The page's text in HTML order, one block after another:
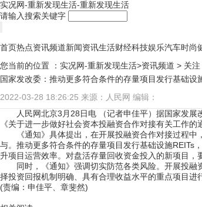
实况网-重新发现生活-重新发现生活
请输入搜索关键字
首页热点资讯频道新闻资讯生活财经科技娱乐汽车时尚
您当前的位置 ： 实况网-重新发现生活>资讯频道 > 关注
国家发改委：推动更多符合条件的存量项目发行基础设
2022-03-28 18:26:25 来源：人民网 编辑：
人民网北京3月28日电 （记者申佳平）据国家发
《关于进一步做好社会资本投融资合作对接有关工作
《通知》具体提出，在开展投融资合作对接过程
与。推动更多符合条件的存量项目发行基础设施REITs
升项目运营效率。对盘活存量回收资金投入的新项目，
同时，《通知》强调切实防范各类风险。开展投
择投资回报机制明确、具有合理收益水平的重点项目
(责编：申佳平、章斐然)